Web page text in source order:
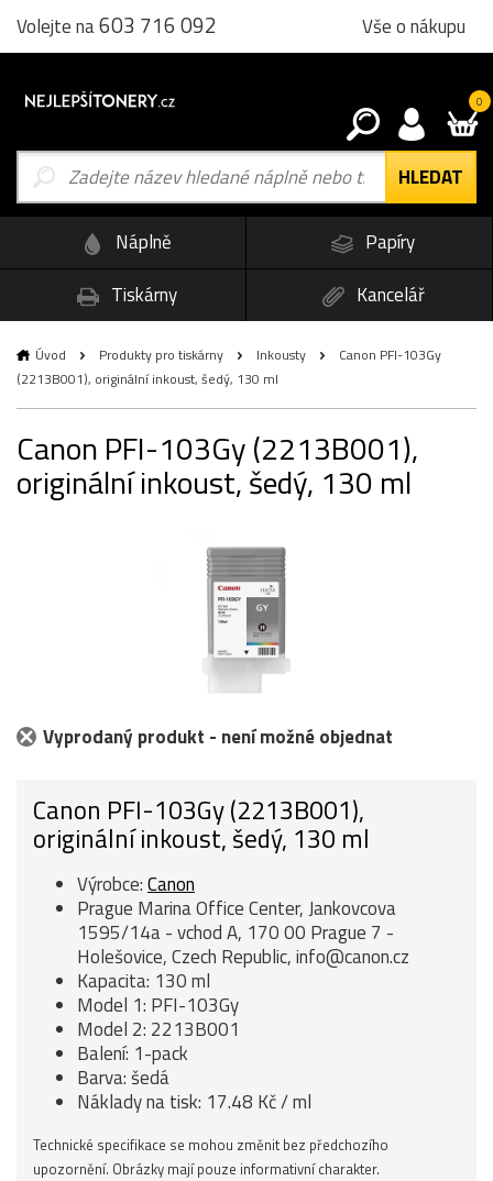
Volejte na603 716 092 Vše o nákupu
0
Náplně
Papíry
Tiskárny
Kancelář
Úvod Produkty pro tiskárny Inkousty
Canon PFI-103Gy
(2213B001), originální inkoust, šedý, 130 ml
Canon PFI-103Gy (2213B001),
originální inkoust, šedý, 130 ml
Vyprodaný produkt - není možné objednat
Canon PFI-103Gy (2213B001),
originální inkoust, šedý, 130 ml
Výrobce:Canon
Prague Marina Office Center, Jankovcova
1595/14a - vchod A, 170 00 Prague 7 -
Holešovice, Czech Republic, info@canon.cz
Kapacita: 130 ml
Model 1: PFI-103Gy
Model 2: 2213B001
Balení: 1-pack
Barva: šedá
Náklady na tisk: 17.48 Kč / ml
Technické specifikace se mohou změnit bez předchozího
upozornění. Obrázky mají pouze informativní charakter.